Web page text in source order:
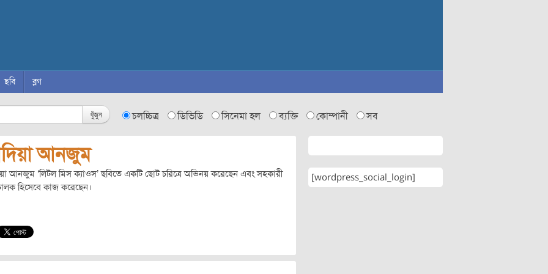
ছবি ব্লগ
খুঁজুন চলচ্চিত্র ডিভিডি সিনেমা হল ব্যক্তি কোম্পানী সব
আনজুম
আনজুম ‘লিটল মিস ক্যাওস’ ছবিতে একটি ছোট চরিত্রে অভিনয় করেছেন এবং সহকারী
হিসেবে কাজ করেছেন।
[wordpress_social_login]